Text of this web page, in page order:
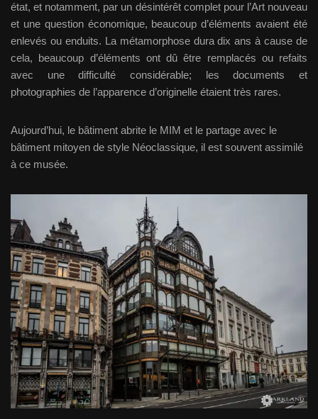
état, et notamment, par un désintérêt complet pour l’Art nouveau
et une question économique, beaucoup d’éléments avaient été
enlevés ou enduits. La métamorphose dura dix ans à cause de
cela, beaucoup d’éléments ont dû être remplacés ou refaits
avec une difficulté considérable; les documents et
photographies de l’apparence d’originelle étaient très rares.
Aujourd’hui, le bâtiment abrite le MIM et le partage avec le
bâtiment mitoyen de style Néoclassique, il est souvent assimilé
à ce musée.